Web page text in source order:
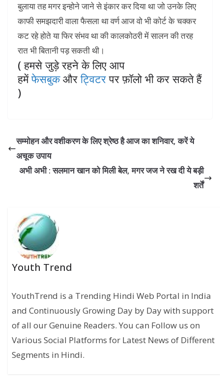
बुलाया तह मगर इन्होने जाने से इंकार कर दिया था जो उनके लिए
काफी समझदारी वाला फैसला था वर्ण आज वो भी कोर्ट के चक्कर
कट रहे होते या फिर संभव था की कालकोठरी में सालन की तरह
रात भी बितानी पड़ सकती थी।
( हमसे जुड़े रहने के लिए आप
हमेंफेसबुकऔरट्विटरपर फ़ॉलो भी कर सकते हैं
)
सम्मोहन और वशीकरण के लिए श्रेष्ठ है आज का शनिवार, करें ये
अचूक उपाय
अभी अभी : सलमान खान को मिली बेल, मगर जज ने रख दी ये बड़ी
शर्तें
Youth Trend
YouthTrend is a Trending Hindi Web Portal in India
and Continuously Growing Day by Day with support
of all our Genuine Readers. You can Follow us on
Various Social Platforms for Latest News of Different
Segments in Hindi.